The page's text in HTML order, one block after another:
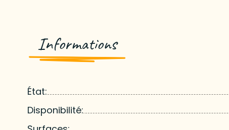
Informations
État:
Disponibilité: